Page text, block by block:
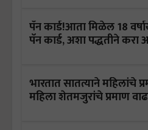
पॅन कार्ड!आता मिळेल 18
पॅन कार्ड, अशा पद्धतीने करा
भारतात सातत्याने महिलांचे
महिला शेतमजुरांचे प्रमाण